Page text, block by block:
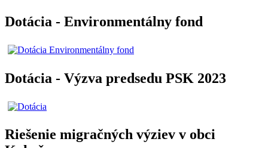
Dotácia - Environmentálny fond
Dotácia - Výzva predsedu PSK 2023
Riešenie migračných výziev v obci